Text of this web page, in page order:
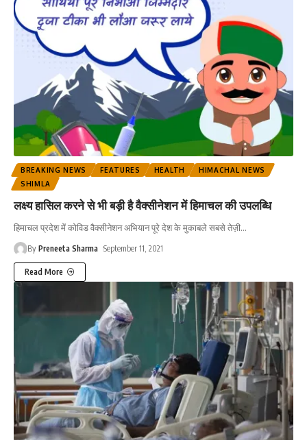
BREAKING NEWS FEATURES HEALTH
HIMACHAL NEWS
SHIMLA
लक्ष्य हासिल करने से भी बड़ी है वैक्सीनेशन में हिमाचल की उपलब्धि
हिमाचल प्रदेश में कोविड वैक्सीनेशन अभियान पूरे देश के मुकाबले सबसे तेज़ी…
By Preneeta Sharma September 11, 2021
Read More